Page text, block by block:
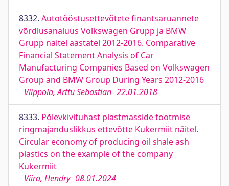
8332. Autotööstusettevõtete finantsaruannete
võrdlusanalüüs Volkswagen Grupp ja BMW
Grupp näitel aastatel 2012-2016. Comparative
Financial Statement Analysis of Car
Manufacturing Companies Based on Volkswagen
Group and BMW Group During Years 2012-2016
Viippola, Arttu Sebastian 22.01.2018
8333. Põlevkivituhast plastmasside tootmise
ringmajanduslikkus ettevõtte Kukermiit näitel.
Circular economy of producing oil shale ash
plastics on the example of the company
Kukermiit
Viira, Hendry 08.01.2024